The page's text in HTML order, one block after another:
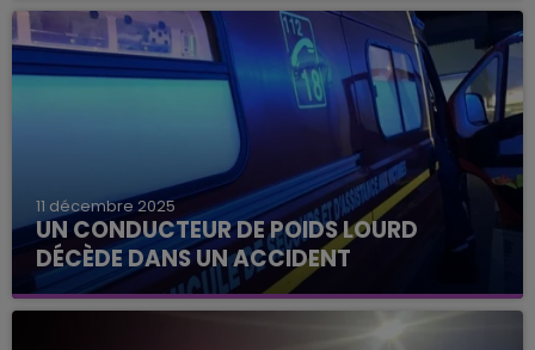
11 décembre 2025
UN CONDUCTEUR DE POIDS LOURD
DÉCÈDE DANS UN ACCIDENT